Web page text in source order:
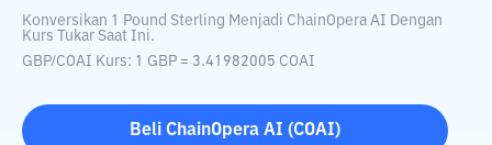
Konversikan 1 Pound Sterling Menjadi ChainOpera AI Dengan
Kurs Tukar Saat Ini.
GBP/COAI Kurs: 1 GBP = 3.41982005 COAI
Beli ChainOpera AI (COAI)